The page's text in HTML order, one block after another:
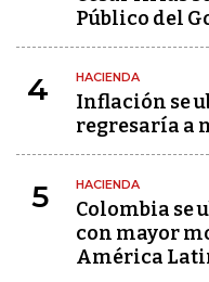
Público del
4 HACIENDA
Inflación se
regresaría a
5 HACIENDA
Colombia se
con mayor
América